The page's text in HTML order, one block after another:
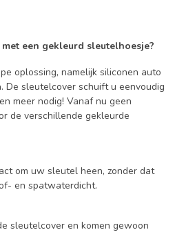
een gekleurd sleutelhoesje?
oplossing, namelijk siliconen auto
De sleutelcover schuift u eenvoudig
meer nodig! Vanaf nu geen
de verschillende gekleurde
om uw sleutel heen, zonder dat
en spatwaterdicht.
sleutelcover en komen gewoon